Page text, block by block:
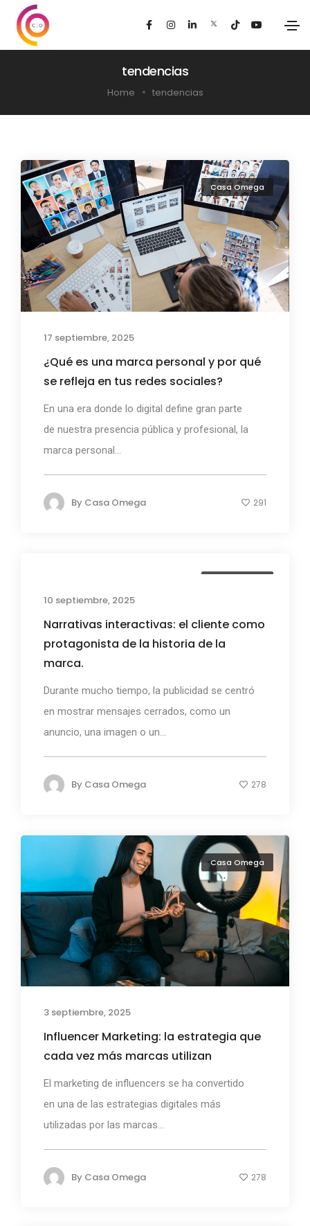
tendencias
Home tendencias
Casa Omega
17 septiembre, 2025
¿Qué es una marca personal y por qué
se refleja en tus redes sociales?
En una era donde lo digital define gran parte
de nuestra presencia pública y profesional, la
marca personal...
By Casa Omega 291
10 septiembre, 2025
Narrativas interactivas: el cliente como
protagonista de la historia de la
marca.
Durante mucho tiempo, la publicidad se centró
en mostrar mensajes cerrados, como un
anuncio, una imagen o un...
By Casa Omega 278
Casa Omega
3 septiembre, 2025
Influencer Marketing: la estrategia que
cada vez más marcas utilizan
El marketing de influencers se ha convertido
en una de las estrategias digitales más
utilizadas por las marcas...
By Casa Omega 278